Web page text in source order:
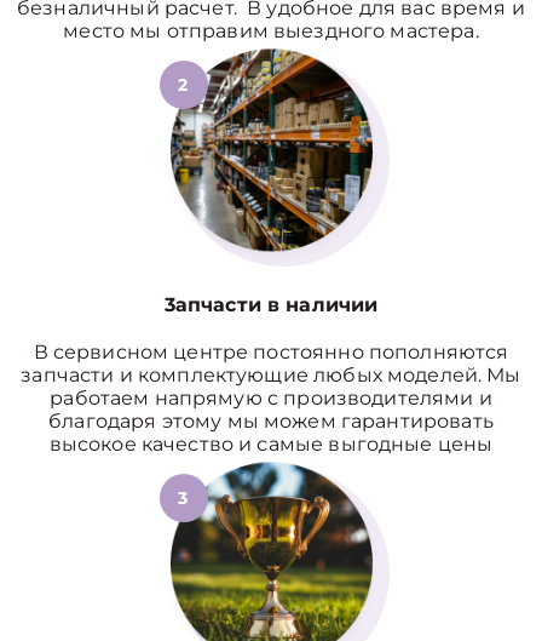
безналичный расчет. В удобное для вас время и
место мы отправим выездного мастера.
2
3апчасти в наличии
В сервисном центре постоянно пополняются
запчасти и комплектующие любых моделей. Мы
работаем напрямую с производителями и
благодаря этому мы можем гарантировать
высокое качество и самые выгодные цены
3